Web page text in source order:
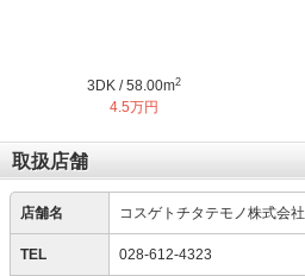
3DK / 58.00m2
4.5万円
取扱店舗
店舗名 コスゲトチタテモノ株式会社
TEL 028-612-4323